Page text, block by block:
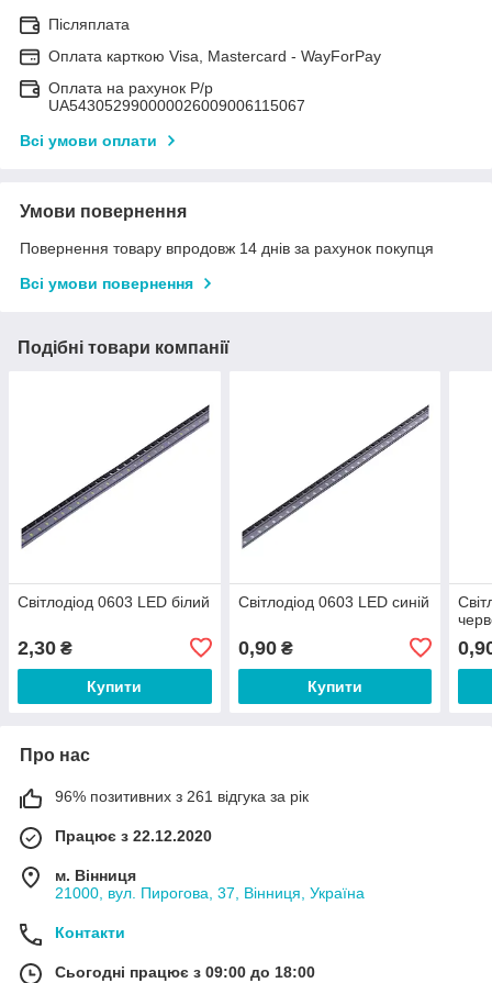
Післяплата
Оплата карткою Visa, Mastercard - WayForPay
Оплата на рахунок Р/р
UA543052990000026009006115067
Всі умови оплати
Умови повернення
Повернення товару впродовж 14 днів за рахунок покупця
Всі умови повернення
Подібні товари компанії
Світлодіод 0603 LED білий
2,30 ₴
Купити
Світлодіод 0603 LED синій
0,90₴
Купити
Про нас
96% позитивних з 261 відгука за рік
Працює з 22.12.2020
м. Вінниця
21000, вул. Пирогова, 37, Вінниця, Україна
Контакти
Сьогодні працює з 09:00 до 18:00